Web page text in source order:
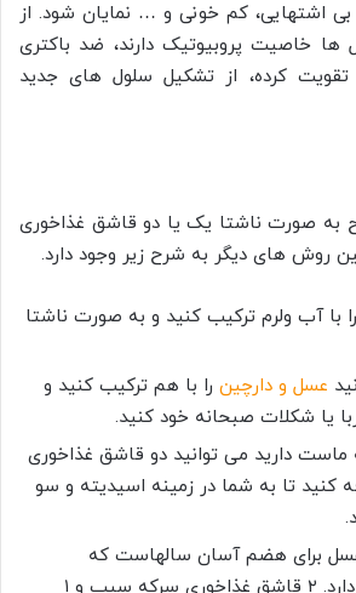
اشتهایی، کم خونی و … نمایان شود. از
ها خاصیت پروبیوتیک دارند، ضد باکتری
تقویت کرده، از تشکیل سلول های جدید
به صورت ناشتا یک یا دو قاشق غذاخوری
روش های دیگر به شرح زیر وجود دارد.
آب ولرم ترکیب کنید و به صورت ناشتا
عسل و دارچین را با هم ترکیب کنید و
یا شکلات صبحانه خود کنید.
ماست دارید می توانید دو قاشق غذاخوری
کنید تا به شما در زمینه اسیدیته و سو
برای هضم آسان سالهاست که
محبوبیت زیادی دارد. ۲ قاشق غذاخوری سرکه سیب و ۱